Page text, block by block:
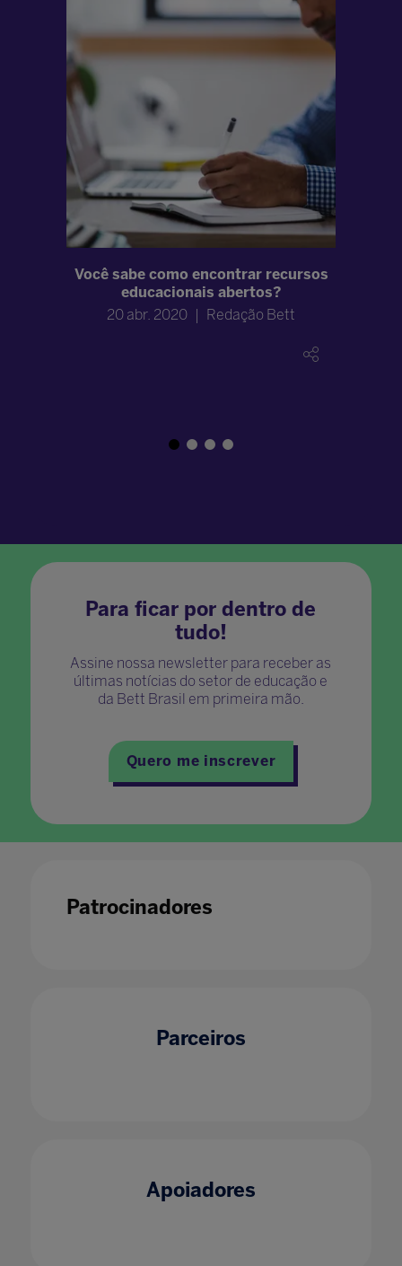
Você sabe como encontrar recursos
educacionais abertos?
20 abr. 2020
Redação Bett
Para ficar por dentro de
tudo!
Assine nossa newsletter para receber as
últimas notícias do setor de educação e
da Bett Brasil em primeira mão.
Quero me inscrever
Patrocinadores
Parceiros
Apoiadores